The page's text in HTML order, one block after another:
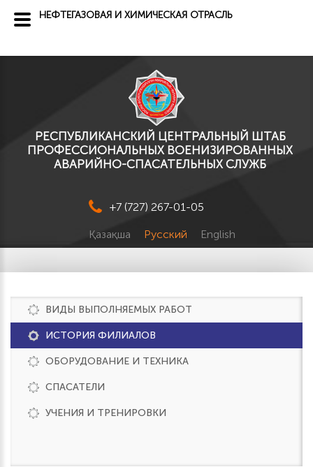
РЕСПУБЛИКАНСКИЙ ЦЕНТРАЛЬНЫЙ ШТАБ
ПРОФЕССИОНАЛЬНЫХ ВОЕНИЗИРОВАННЫХ
АВАРИЙНО-СПАСАТЕЛЬНЫХ СЛУЖБ
+7 (727) 267-01-05
Қазақша Русский English
ВИДЫ ВЫПОЛНЯЕМЫХ РАБОТ
ИСТОРИЯ ФИЛИАЛОВ
ОБОРУДОВАНИЕ И ТЕХНИКА
СПАСАТЕЛИ
УЧЕНИЯ И ТРЕНИРОВКИ
НЕФТЕГАЗОВАЯ И ХИМИЧЕСКАЯ ОТРАСЛЬ